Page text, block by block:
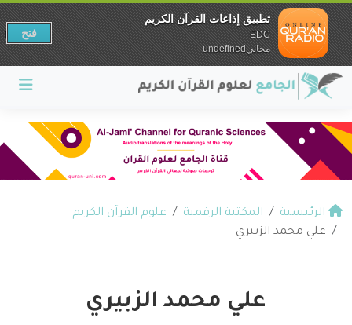
الرئيسية المكتبة الرقمية
علوم القرآن الكريم
علي محمد الزبيري
علي محمد الزبيري
تطبيق إذاعات القرآن الكريم
EDC
مجانيundefined
فتح